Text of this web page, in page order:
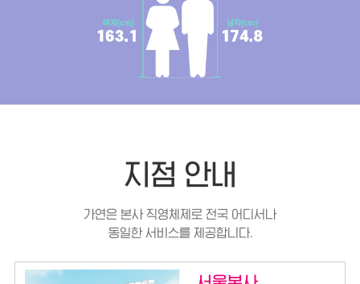
지점 안내
가연은 본사 직영체제로 전국 어디서나
동일한 서비스를 제공합니다.